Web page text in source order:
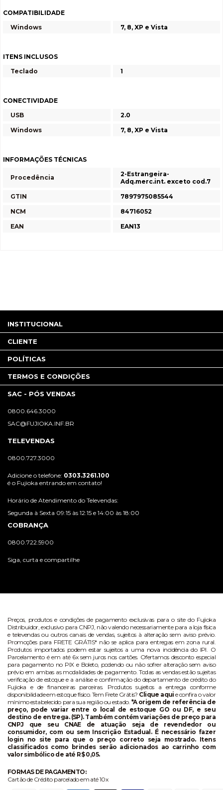
COMPATIBILIDADE
Windows
7, 8, XP e Vista
ITENS INCLUSOS
Teclado
1
CONECTIVIDADE
USB
2.0
Windows
7, 8, XP e Vista
INFORMAÇÕES TÉCNICAS
Procedência
2-Estrangeira-
Adq.merc.int. exceto cod.7
GTIN
7897975085544
NCM
84716052
EAN
EAN13
INSTITUCIONAL
CLIENTE
POLÍTICAS
TERMOS E CONDIÇÕES
SAC - PÓS VENDAS
0800.646.3000
SAC@FUJIOKA.INF.BR
TELEVENDAS
0800.727.3000
Adicione o telefone: 0303.3261.100
é o Fujioka entrando em contato!
Horário de Atendimento do Televendas:
Segunda à Sexta 09:15 às 12:15 e 14:00 às 18:00
COBRANÇA
0800.722.5900
Siga, curta e compartilhe
Preços, produtos e condições de pagamento exclusivas para o site do Fujioka
Distribuidor, exclusivo para CNPJ, não valendo necessariamente para a loja física
e televendas ou outros canais de vendas, sujeitos à alteração sem aviso prévio.
Promoções para FRETE GRÁTIS* não se aplica para entregas em zona rural.
Produtos importados podem estar sujeitos a uma nova incidência do IPI. O
Parcelamento é em até 6x sem juros nos cartões. Ofertamos desconto especial
para pagamento no PIX e Boleto, podendo ou não sofrer alteração sem aviso
prévio em ambas as modalidades de pagamento. Todas as vendas estão sujeitas
verificação de estoque e a análise e confirmação do departamento de crédito do
Fujioka e de financeiras parceiras. Produtos sujeitos a entrega conforme
disponibilidade em estoque físico. Tem Frete Grátis? Clique aqui e confira o valor
mínimo estabelecido para sua região ou estado. *A origem de referência de
preço, pode variar entre o local de estoque GO ou DF, e seu
destino de entrega. (SP). Também contém variações de preço para
CNPJ que seu CNAE de atuação seja de revendedor ou
consumidor, com ou sem Inscrição Estadual. É necessário fazer
login no site para que o preço correto seja mostrado. Itens
classificados como brindes serão adicionados ao carrinho com
valor simbólico de até R$ 0,05.
FORMAS DE PAGAMENTO:
Cartão de Crédito parcelado em até 10x